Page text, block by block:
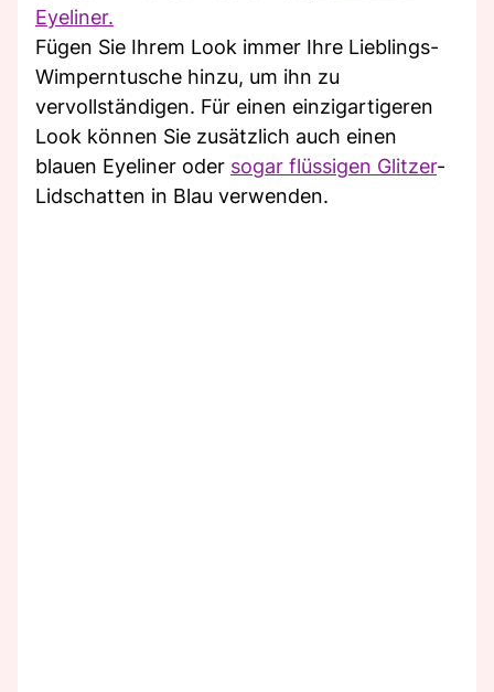
Eyeliner.
Fügen Sie Ihrem Look immer Ihre Lieblings-
Wimperntusche hinzu, um ihn zu
vervollständigen. Für einen einzigartigeren
Look können Sie zusätzlich auch einen
blauen Eyeliner oder sogar flüssigen Glitzer-
Lidschatten in Blau verwenden.